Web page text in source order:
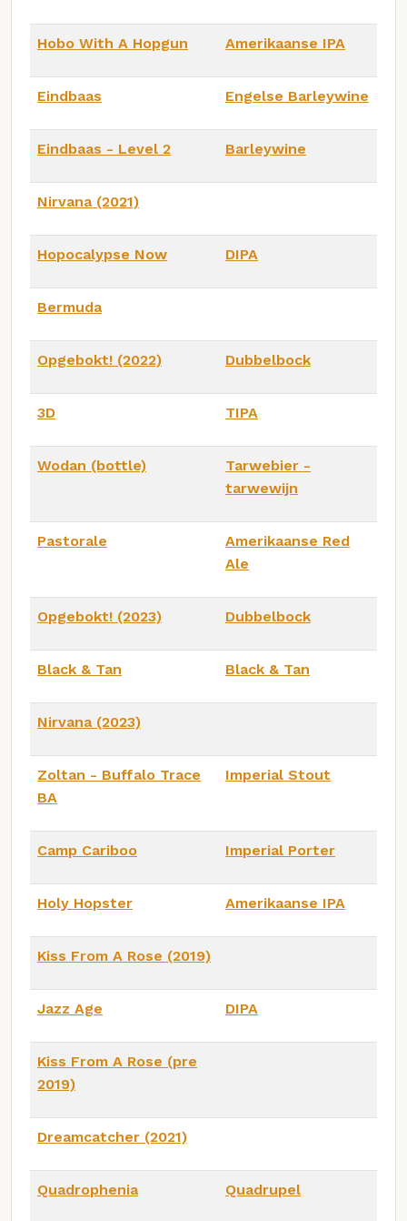
Hobo With A Hopgun Amerikaanse IPA
Eindbaas Engelse Barleywine
Eindbaas - Level 2 Barleywine
Nirvana (2021)
Hopocalypse Now DIPA
Bermuda
Opgebokt! (2022) Dubbelbock
3D TIPA
Wodan (bottle)
Tarwebier -
tarwewijn
Pastorale
Amerikaanse Red
Ale
Opgebokt! (2023) Dubbelbock
Black & Tan Black & Tan
Nirvana (2023)
Zoltan - Buffalo Trace
BA
Imperial Stout
Camp Cariboo Imperial Porter
Holy Hopster Amerikaanse IPA
Kiss From A Rose (2019)
Jazz Age DIPA
Kiss From A Rose (pre
2019)
Dreamcatcher (2021)
Quadrophenia Quadrupel